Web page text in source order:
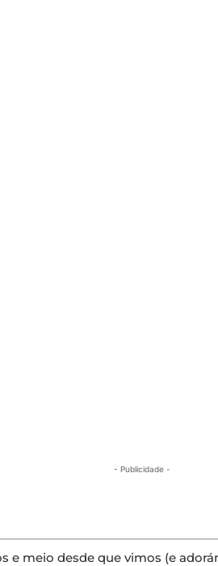
- Publicidade -
e meio desde que vimos (e